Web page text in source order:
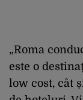
„Roma
este o
low cost, cât